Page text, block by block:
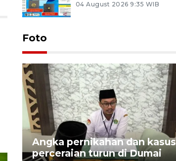
04 August 2026 9:35 WIB
Foto
Angka pernikahan dan kasus
perceraian turun di Dumai